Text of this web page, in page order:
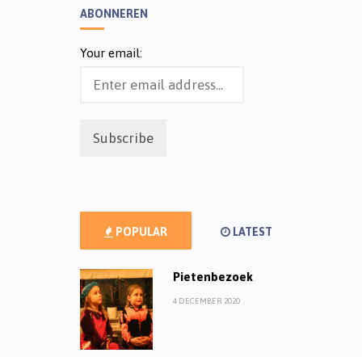
ABONNEREN
Your email:
POPULAR LATEST
Pietenbezoek
4 DECEMBER 2020